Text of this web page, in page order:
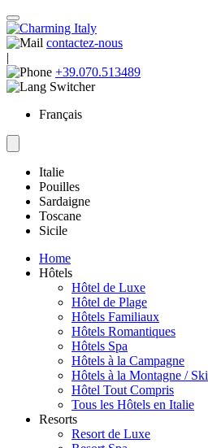
contactez-nous
|
+39.070.513489
Français
Italie
Pouilles
Sardaigne
Toscane
Sicile
Home
Hôtels
Hôtel de Luxe
Hôtel de Plage
Hôtels Familiaux
Hôtels Romantiques
Hôtels Spa
Hôtels à la Campagne
Hôtels à la Montagne / Ski
Hôtel Tout Compris
Tous les Hôtels en Italie
Resorts
Resort de Luxe